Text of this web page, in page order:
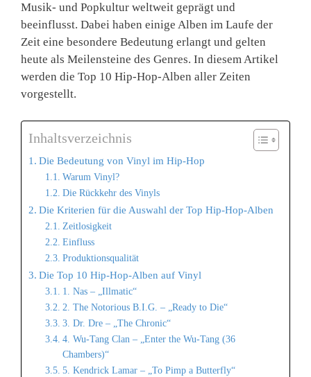
Musik- und Popkultur weltweit geprägt und
beeinflusst. Dabei haben einige Alben im Laufe der
Zeit eine besondere Bedeutung erlangt und gelten
heute als Meilensteine des Genres. In diesem Artikel
werden die Top 10 Hip-Hop-Alben aller Zeiten
vorgestellt.
Inhaltsverzeichnis
Die Bedeutung von Vinyl im Hip-Hop
Warum Vinyl?
Die Rückkehr des Vinyls
Die Kriterien für die Auswahl der Top Hip-Hop-Alben
Zeitlosigkeit
Einfluss
Produktionsqualität
Die Top 10 Hip-Hop-Alben auf Vinyl
1. Nas – „Illmatic“
2. The Notorious B.I.G. – „Ready to Die“
3. Dr. Dre – „The Chronic“
4. Wu-Tang Clan – „Enter the Wu-Tang (36
Chambers)“
5. Kendrick Lamar – „To Pimp a Butterfly“